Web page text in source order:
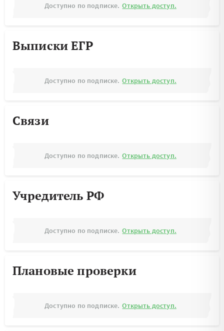
Доступно по подписке. Открыть доступ.
Выписки ЕГР
Доступно по подписке. Открыть доступ.
Связи
Доступно по подписке. Открыть доступ.
Учредитель РФ
Доступно по подписке. Открыть доступ.
Плановые проверки
Доступно по подписке. Открыть доступ.